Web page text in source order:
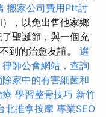
搬家公司費用Ptt討
，以免出售他家鄉
聖誕節，與一個充
到的治愈友誼。 選
律師公會網站，查詢
家中的有害細菌和
學習整骨技巧 新竹
北推拿按摩 專業SEO